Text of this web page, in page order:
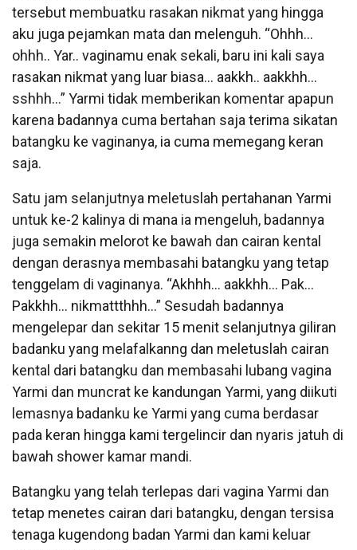
tersebut membuatku rasakan nikmat yang hingga
aku juga pejamkan mata dan melenguh. “Ohhh…
ohhh.. Yar.. vaginamu enak sekali, baru ini kali saya
rasakan nikmat yang luar biasa… aakkh.. aakkhh…
sshhh…” Yarmi tidak memberikan komentar apapun
karena badannya cuma bertahan saja terima sikatan
batangku ke vaginanya, ia cuma memegang keran
saja.
Satu jam selanjutnya meletuslah pertahanan Yarmi
untuk ke-2 kalinya di mana ia mengeluh, badannya
juga semakin melorot ke bawah dan cairan kental
dengan derasnya membasahi batangku yang tetap
tenggelam di vaginanya. “Akhhh… aakkhh… Pak…
Pakkhh… nikmattthhh…” Sesudah badannya
mengelepar dan sekitar 15 menit selanjutnya giliran
badanku yang melafalkanng dan meletuslah cairan
kental dari batangku dan membasahi lubang vagina
Yarmi dan muncrat ke kandungan Yarmi, yang diikuti
lemasnya badanku ke Yarmi yang cuma berdasar
pada keran hingga kami tergelincir dan nyaris jatuh di
bawah shower kamar mandi.
Batangku yang telah terlepas dari vagina Yarmi dan
tetap menetes cairan dari batangku, dengan tersisa
tenaga kugendong badan Yarmi dan kami keluar